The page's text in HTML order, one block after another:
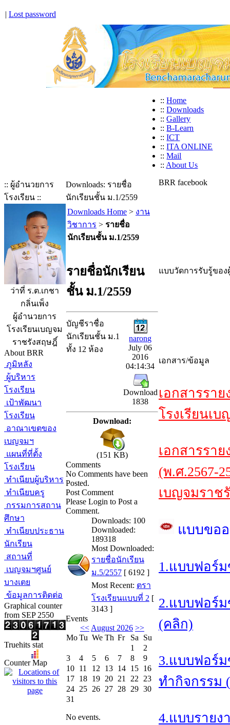
| Lost password
:: Home
:: Downloads
:: Gallery
:: B-Learn
:: ICT
:: ITA ONLINE
:: Mail
:: About Us
:: ผู้อำนวยการ
โรงเรียน ::
ว่าที่ ร.ต.เกชา
กลิ่นเพ็ง
ผู้อำนวยการ
โรงเรียนเบญจม
ราชรังสฤษฎิ์
About BRR
ภูมิหลัง
ผู้บริหาร
โรงเรียน
เป้าพัฒนา
โรงเรียน
อาณาเขตของ
เบญจมฯ
แผนที่ที่ตั้ง
โรงเรียน
ทำเนียบผู้บริหาร
ทำเนียบครู
กรรมการสถาน
ศึกษา
ทำเนียบประธาน
นักเรียน
สถานที่
เบญจมฯศูนย์
บางเตย
ข้อมูลการติดต่อ
Graphical counter
from SEP 2550
Truehits stat
Counter Map
Downloads: รายชื่อ
นักเรียนชั้น ม.1/2559
Downloads Home > งาน
วิชาการ > รายชื่อ
นักเรียนชั้น ม.1/2559
รายชื่อนักเรียน
ชั้น ม.1/2559
บัญชีราชื่อ
นักเรียนชั้น ม.1
ทั้ง 12 ห้อง
narong
July 06
2016
04:14:34
Download
1838
Download:
(151 KB)
Comments
No Comments have been
Posted.
Post Comment
Please Login to Post a
Comment.
Downloads: 100
Downloaded:
189318
Most Downloaded:
รายชื่อนักเรียน
ม.5/2557 [ 6192 ]
Most Recent: ตรา
โรงเรียนแบบที่ 2 [
3143 ]
Events
<< August 2026 >>
MoTu We Th Fr Sa
Su
1
2
3
4 5 6 7 8
9
10 11 12 13 14 15 16
17 18 19 20 21 22
23
24 25 26 27 28 29 30
31
No events.
BRR facebook
แบบวัดการรับรู้ของ
เอกสาร/ข้อมูล
เอกสารรา
โรงเรียนเ
เอกสารรา
(พ.ศ.2567-
เบญจมราช
แบบขอ
1.แบบฟอร์
2.แบบฟอร์
(คลิก)
3.แบบฟอร์
ทำกิจกรรม
4.แบบรายง